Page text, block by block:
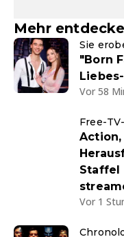
Mehr
Sie
"Born
Vor 58
Free-
Staffel
Vor 1